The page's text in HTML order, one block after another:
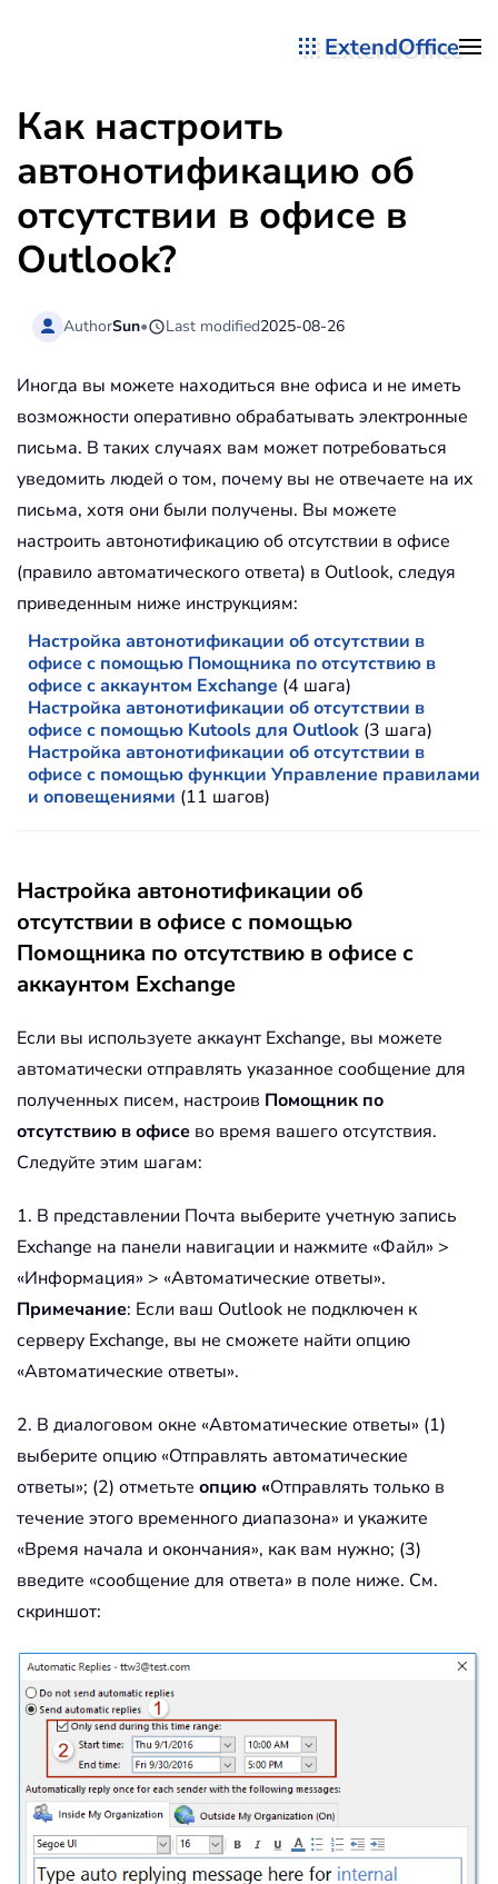
ExtendOffice
Как настроить
автонотификацию об
отсутствии в офисе в
Outlook?
AuthorSun• Last modified2025-08-26
Иногда вы можете находиться вне офиса и не иметь
возможности оперативно обрабатывать электронные
письма. В таких случаях вам может потребоваться
уведомить людей о том, почему вы не отвечаете на их
письма, хотя они были получены. Вы можете
настроить автонотификацию об отсутствии в офисе
(правило автоматического ответа) в Outlook, следуя
приведенным ниже инструкциям:
Настройка автонотификации об отсутствии в
офисе с помощью Помощника по отсутствию в
офисе с аккаунтом Exchange (4 шага)
Настройка автонотификации об отсутствии в
офисе с помощью Kutools для Outlook (3 шага)
Настройка автонотификации об отсутствии в
офисе с помощью функции Управление правилами
и оповещениями (11 шагов)
Настройка автонотификации об
отсутствии в офисе с помощью
Помощника по отсутствию в офисе с
аккаунтом Exchange
Если вы используете аккаунт Exchange, вы можете
автоматически отправлять указанное сообщение для
полученных писем, настроив Помощник по
отсутствию в офисе во время вашего отсутствия.
Следуйте этим шагам:
1. В представлении Почта выберите учетную запись
Exchange на панели навигации и нажмите «Файл» >
«Информация» > «Автоматические ответы».
Примечание: Если ваш Outlook не подключен к
серверу Exchange, вы не сможете найти опцию
«Автоматические ответы».
2. В диалоговом окне «Автоматические ответы» (1)
выберите опцию «Отправлять автоматические
ответы»; (2) отметьте опцию «Отправлять только в
течение этого временного диапазона» и укажите
«Время начала и окончания», как вам нужно; (3)
введите «сообщение для ответа» в поле ниже. См.
скриншот: